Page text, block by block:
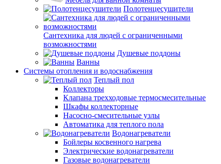
Полотенцесушители
Сантехника для людей с ограниченными
возможностями
Душевые поддоны
Ванны
Системы отопления и водоснабжения
Теплый пол
Коллекторы
Клапана трехходовые термосмесительные
Шкафы коллекторные
Насосно-смесительные узлы
Автоматика для теплого пола
Водонагреватели
Бойлеры косвенного нагрева
Электрические водонагреватели
Газовые водонагреватели